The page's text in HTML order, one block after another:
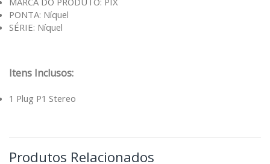
PONTA: Níquel
SÉRIE: Níquel
Itens Inclusos:
1 Plug P1 Stereo
Produtos Relacionados